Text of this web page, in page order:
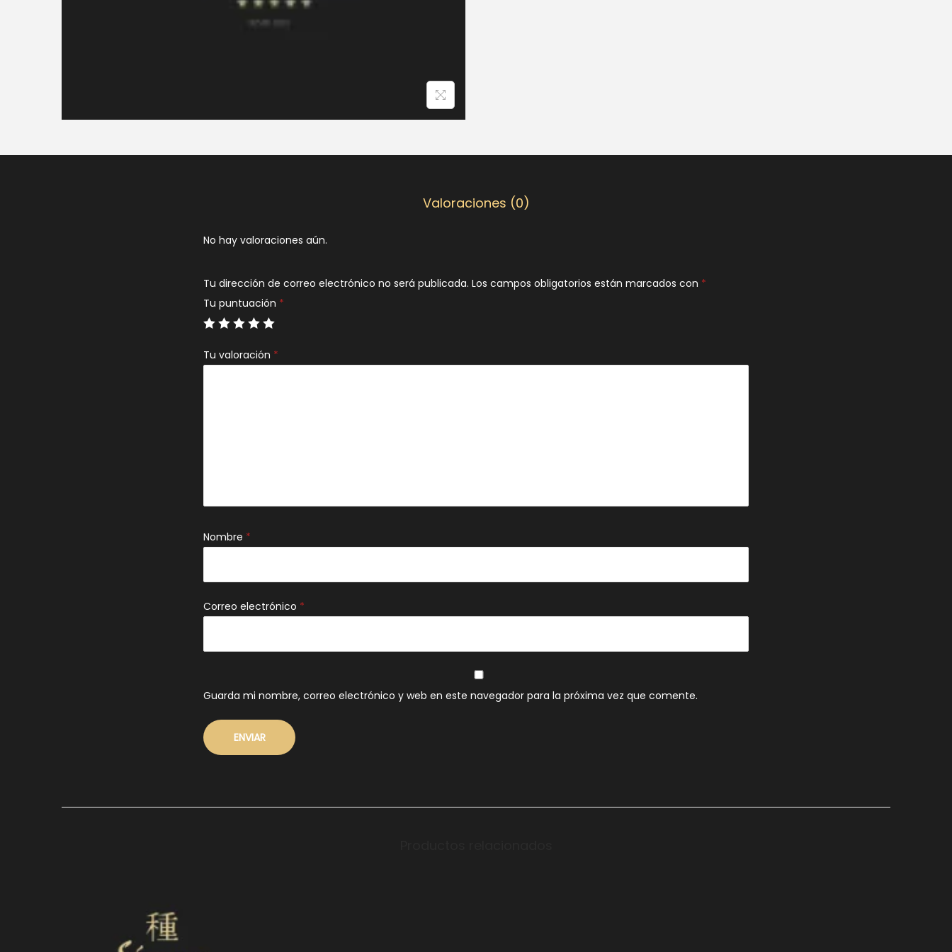
Valoraciones (0)
No hay valoraciones aún.
Tu dirección de correo electrónico no será publicada. Los campos obligatorios están marcados con *
Tu puntuación *
Tu valoración *
Nombre *
Correo electrónico *
Guarda mi nombre, correo electrónico y web en este navegador para la próxima vez que comente.